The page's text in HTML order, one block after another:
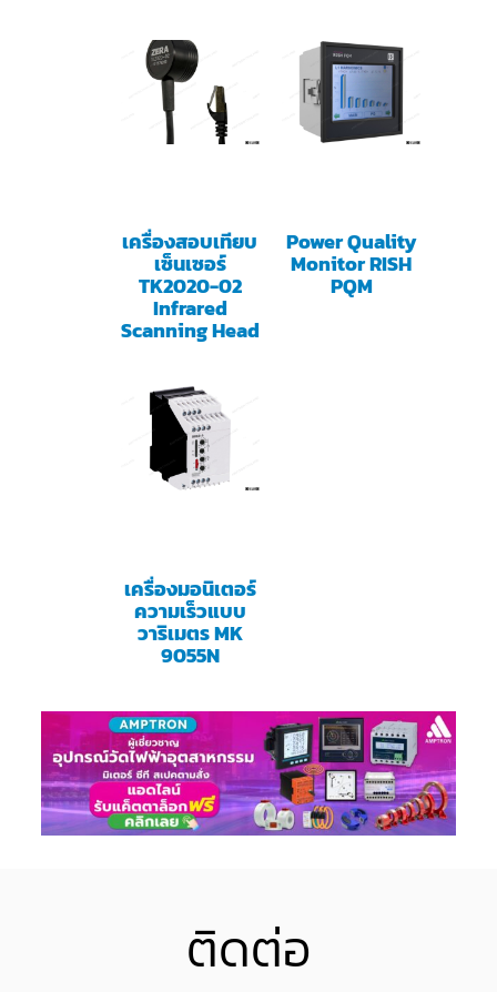
เครื่องสอบเทียบ
เซ็นเซอร์
TK2020-02
Infrared
Scanning Head
Power Quality
Monitor RISH
PQM
เครื่องมอนิเตอร์
ความเร็วแบบ
วาริเมตร MK
9055N
ติดต่อ